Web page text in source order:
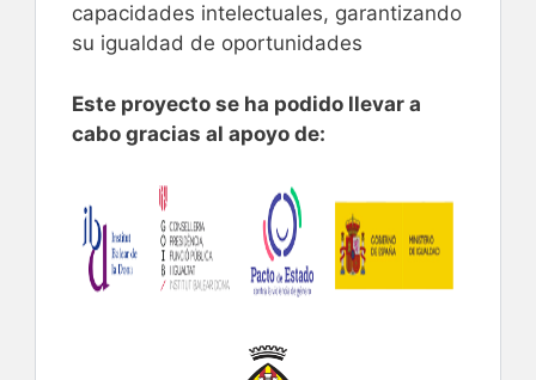
capacidades intelectuales, garantizando
su igualdad de oportunidades
Este proyecto se ha podido llevar a
cabo gracias al apoyo de: